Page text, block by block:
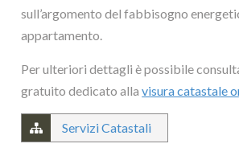
sull’argomento del fabbisogno
appartamento.
Per ulteriori dettagli è possibile
gratuito dedicato allavisura catastale
Servizi Catastali